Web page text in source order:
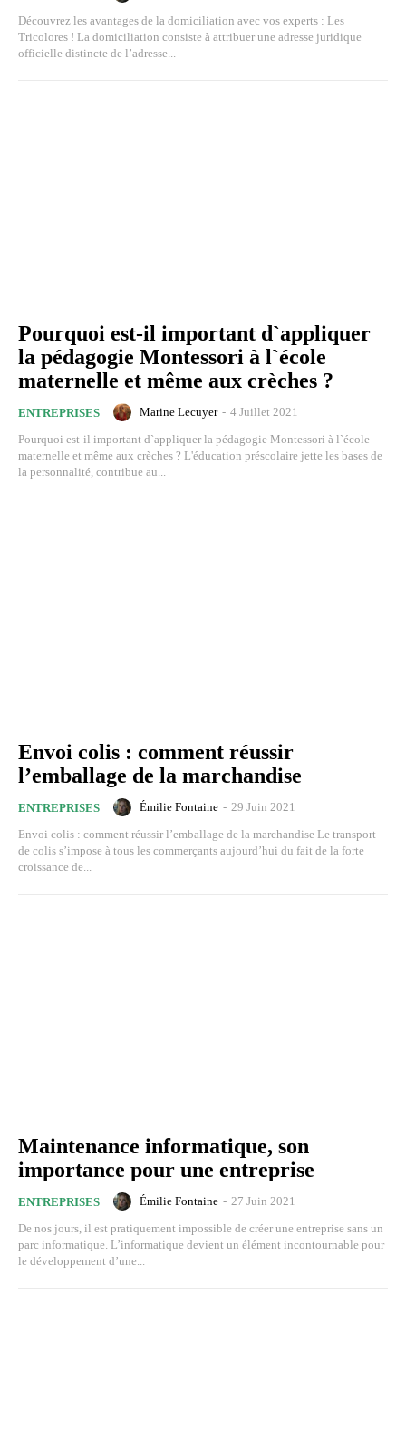
Découvrez les avantages de la domiciliation avec vos experts : Les
Tricolores ! La domiciliation consiste à attribuer une adresse juridique
officielle distincte de l’adresse...
Pourquoi est-il important d`appliquer
la pédagogie Montessori à l`école
maternelle et même aux crèches ?
ENTREPRISES Marine Lecuyer - 4 Juillet 2021
Pourquoi est-il important d`appliquer la pédagogie Montessori à l`école
maternelle et même aux crèches ? L'éducation préscolaire jette les bases de
la personnalité, contribue au...
Envoi colis : comment réussir
l’emballage de la marchandise
ENTREPRISES Émilie Fontaine - 29 Juin 2021
Envoi colis : comment réussir l’emballage de la marchandise Le transport
de colis s’impose à tous les commerçants aujourd’hui du fait de la forte
croissance de...
Maintenance informatique, son
importance pour une entreprise
ENTREPRISES Émilie Fontaine - 27 Juin 2021
De nos jours, il est pratiquement impossible de créer une entreprise sans un
parc informatique. L’informatique devient un élément incontournable pour
le développement d’une...